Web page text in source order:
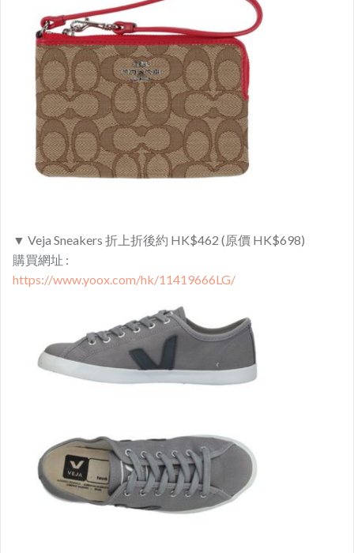
▼ Veja Sneakers 折上折後約 HK$462 (原價 HK$698)
購買網址 :
https://www.yoox.com/hk/11419666LG/